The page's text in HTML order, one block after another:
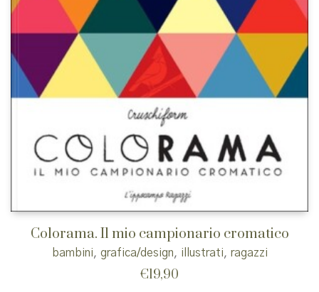
Colorama. Il mio campionario cromatico
bambini, grafica/design, illustrati, ragazzi
€19,90